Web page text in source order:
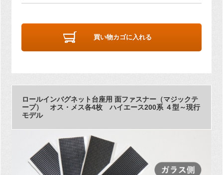
買い物カゴに入れる
ロールインバグネット台座用 面ファスナー（マジックテ
ープ） オス・メス各4枚 ハイエース200系 ４型～現行
モデル